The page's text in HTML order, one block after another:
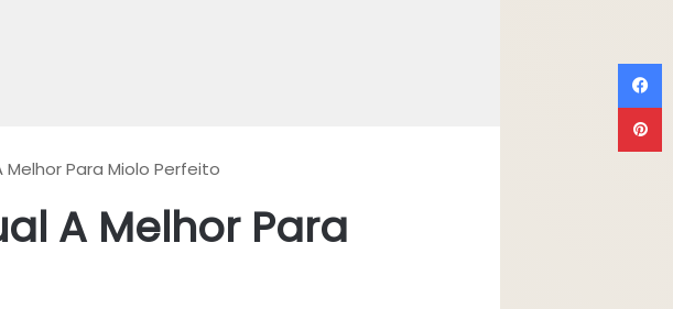
Melhor Para Miolo Perfeito
A Melhor Para